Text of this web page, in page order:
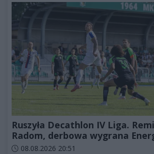
Ruszyła Decathlon IV Liga.
Radom, derbowa wygrana
Data dodania artykułu:
08.08.2026 20:51